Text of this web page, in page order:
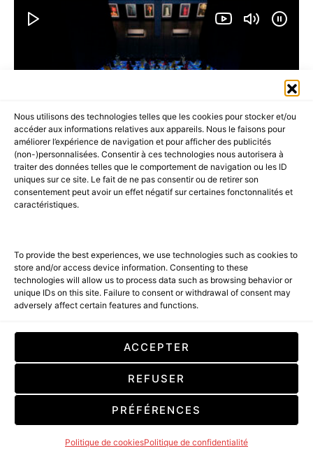
Nous utilisons des technologies telles que les cookies pour stocker et/ou
accéder aux informations relatives aux appareils. Nous le faisons pour
améliorer l’expérience de navigation et pour afficher des publicités
(non-)personnalisées. Consentir à ces technologies nous autorisera à
traiter des données telles que le comportement de navigation ou les ID
uniques sur ce site. Le fait de ne pas consentir ou de retirer son
consentement peut avoir un effet négatif sur certaines fonctonnalités et
caractéristiques.
To provide the best experiences, we use technologies such as cookies to
store and/or access device information. Consenting to these
technologies will allow us to process data such as browsing behavior or
unique IDs on this site. Failure to consent or withdrawal of consent may
adversely affect certain features and functions.
ACCEPTER
REFUSER
PRÉFÉRENCES
Politique de cookiesPolitique de confidentialité
À DÉCOUVRIR BEST OF LUXE LUXURY SELECTIONS
Christian Dior, designer of
dreams à découvrir au Japon
3 MINUTE READ
LIRE LA SUITE